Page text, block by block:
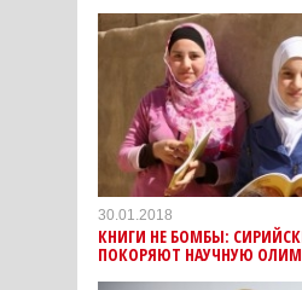
30.01.2018
КНИГИ НЕ БОМБЫ:
ПОКОРЯЮТ НАУЧНУЮ